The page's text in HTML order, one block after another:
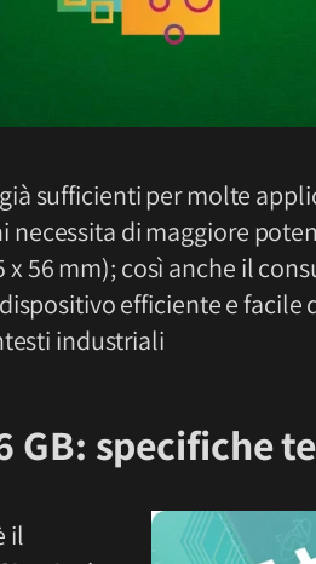
sufficienti per molte
di maggiore
56 mm); così anche il
dispositivo efficiente e
industriali
GB: specifiche
il